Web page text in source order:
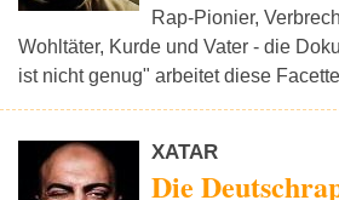
Rap-Pionier,
Wohltäter, Kurde und Vater - die
ist nicht genug" arbeitet diese
XATAR
Die